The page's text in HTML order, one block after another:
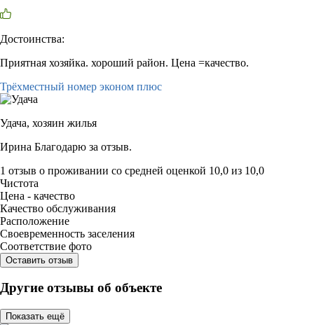
Достоинства:
Приятная хозяйка. хороший район. Цена =качество.
Трёхместный номер эконом плюс
Удача, хозяин жилья
Ирина Благодарю за отзыв.
1 отзыв о проживании со средней оценкой 10,0 из 10,0
Чистота
Цена - качество
Качество обслуживания
Расположение
Своевременность заселения
Соответствие фото
Оставить отзыв
Другие отзывы об объекте
Показать ещё